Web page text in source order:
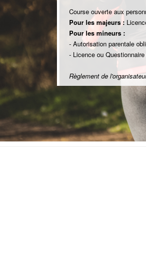
Course ouverte aux
Pour les majeurs :
Pour les mineurs :
- Autorisation parentale
- Licence ou
Règlement de